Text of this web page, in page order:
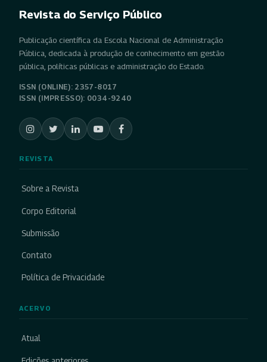
Revista do Serviço Público
Publicação científica da Escola Nacional de Administração
Pública, dedicada à produção de conhecimento em gestão
pública, políticas públicas e administração do Estado.
ISSN (ONLINE): 2357-8017
ISSN (IMPRESSO): 0034-9240
REVISTA
Sobre a Revista
Corpo Editorial
Submissão
Contato
Política de Privacidade
ACERVO
Atual